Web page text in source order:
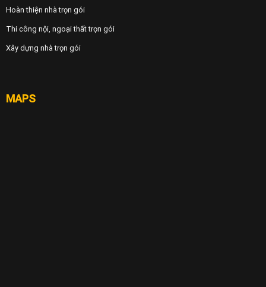
Hoàn thiện nhà trọn gói
Thi công nội, ngoại thất trọn gói
Xây dựng nhà trọn gói
MAPS